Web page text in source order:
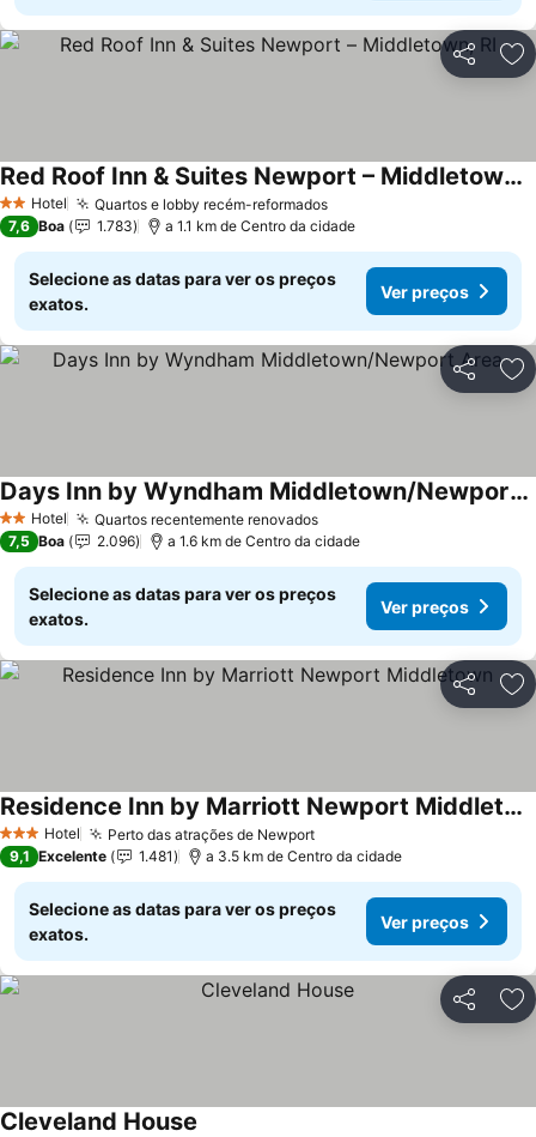
Partilhar
2 Estrelas
Hotel Quartos e lobby recém-reformados
Red Roof Inn & Suites Newport – Middletown, RI
7,6 Boa 1.783 a 1.1 km de Centro da cidade
Selecione as datas para ver os preços
exatos.
Ver preços
Partilhar
2 Estrelas
Hotel Quartos recentemente renovados
Days Inn by Wyndham Middletown/Newport Area
7,5 Boa 2.096 a 1.6 km de Centro da cidade
Selecione as datas para ver os preços
exatos.
Ver preços
Partilhar
3 EstrelasHotel Perto das atrações de Newport
Residence Inn by Marriott Newport Middletown
9,1 Excelente 1.481 a 3.5 km de Centro da cidade
Selecione as datas para ver os preços
exatos.
Ver preços
Partilhar
Cleveland House